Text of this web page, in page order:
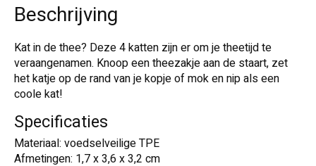
Beschrijving
Kat in de thee? Deze 4 katten zijn er om je theetijd te
veraangenamen. Knoop een theezakje aan de staart, zet
het katje op de rand van je kopje of mok en nip als een
coole kat!
Specificaties
Materiaal: voedselveilige TPE
Afmetingen: 1,7 x 3,6 x 3,2 cm